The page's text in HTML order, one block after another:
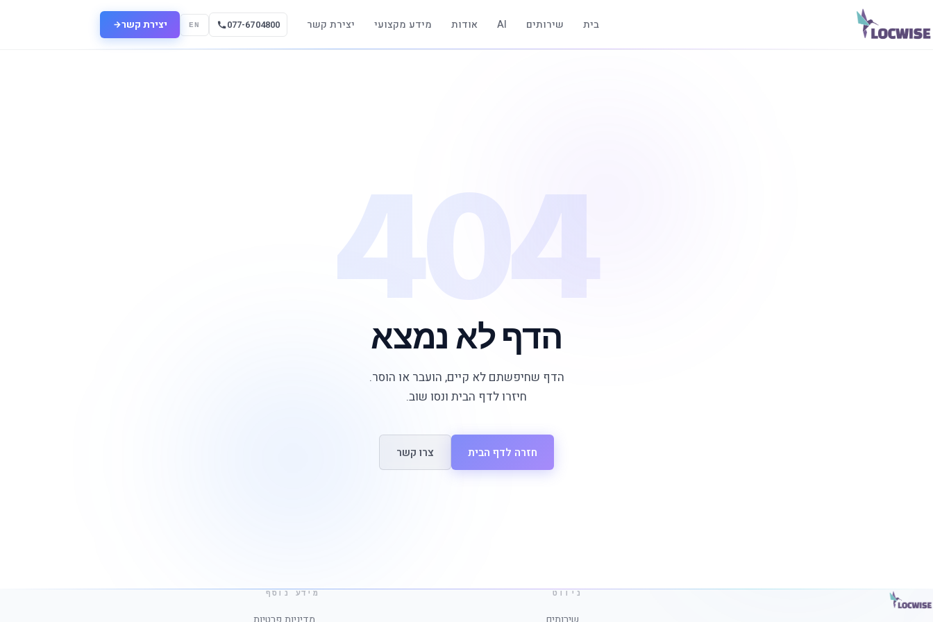
בית שירותים AI אודות מידע מקצועי יצירת קשר 077-6704800
EN יצירת קשר
404
הדף לא נמצא
הדף שחיפשתם לא קיים, הועבר או הוסר.
חיזרו לדף הבית ונסו שוב.
חזרה לדף הבית צרו קשר
ניווט מידע נוסף